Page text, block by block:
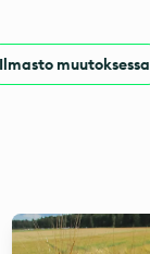
Ilmasto muutoksessa